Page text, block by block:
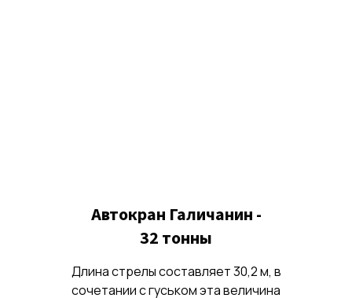
Автокран Галичанин -
32 тонны
Длина стрелы составляет 30,2 м, в
сочетании с гуськом эта величина